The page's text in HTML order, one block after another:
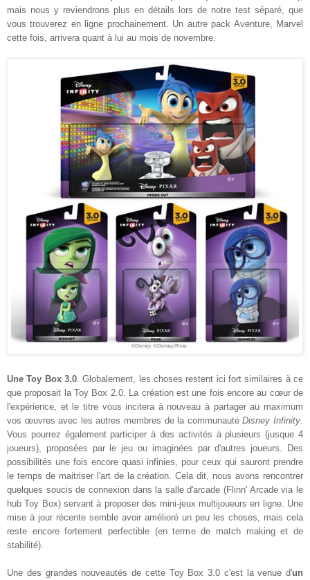
mais nous y reviendrons plus en détails lors de notre test séparé, que
vous trouverez en ligne prochainement. Un autre pack Aventure, Marvel
cette fois, arrivera quant à lui au mois de novembre.
Une Toy Box 3.0 . Globalement, les choses restent ici fort similaires à ce
que proposait la Toy Box 2.0. La création est une fois encore au cœur de
l'expérience, et le titre vous incitera à nouveau à partager au maximum
vos œuvres avec les autres membres de la communautéDisney Infinity
Vous pourrez également participer à des activités à plusieurs (jusque 4
joueurs), proposées par le jeu ou imaginées par d'autres joueurs. Des
possibilités une fois encore quasi infinies, pour ceux qui sauront prendre
le temps de maitriser l'art de la création. Cela dit, nous avons rencontrer
quelques soucis de connexion dans la salle d'arcade (Flinn' Arcade via le
hub Toy Box) servant à proposer des mini-jeux multijoueurs en ligne. Une
mise à jour récente semble avoir amélioré un peu les choses, mais cela
reste encore fortement perfectible (en terme de match making et de
stabilité).
Une des grandes nouveautés de cette Toy Box 3.0 c'est la venue d'un